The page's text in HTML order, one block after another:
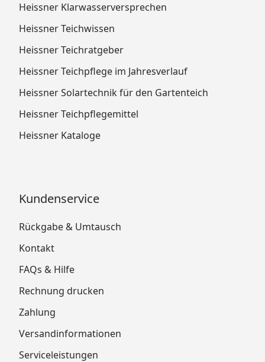
Heissner Klarwasserversprechen
Heissner Teichwissen
Heissner Teichratgeber
Heissner Teichpflege im Jahresverlauf
Heissner Solartechnik für den Gartenteich
Heissner Teichpflegemittel
Heissner Kataloge
Kundenservice
Rückgabe & Umtausch
Kontakt
FAQs & Hilfe
Rechnung drucken
Zahlung
Versandinformationen
Serviceleistungen